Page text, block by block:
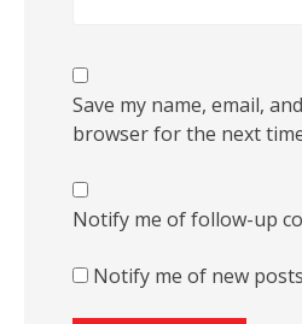
Save my name, email,
browser for the next
Notify me of follow-up
Notify me of new